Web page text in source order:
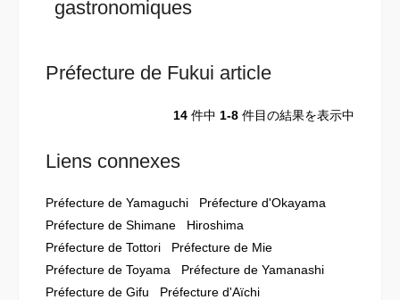
gastronomiques
Préfecture de Fukui article
14 件中 1-8 件目の結果を表示中
Liens connexes
Préfecture de Yamaguchi
Préfecture d'Okayama
Préfecture de Shimane
Hiroshima
Préfecture de Tottori
Préfecture de Mie
Préfecture de Toyama
Préfecture de Yamanashi
Préfecture de Gifu
Préfecture d'Aïchi